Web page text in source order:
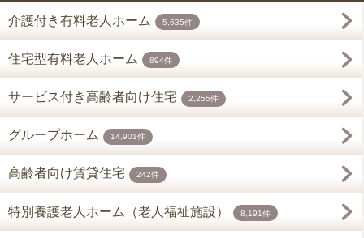
介護付き有料老人ホーム 5,635件
住宅型有料老人ホーム 894件
サービス付き高齢者向け住宅 2,255件
グループホーム 14,901件
高齢者向け賃貸住宅 242件
特別養護老人ホーム（老人福祉施設） 8,191件